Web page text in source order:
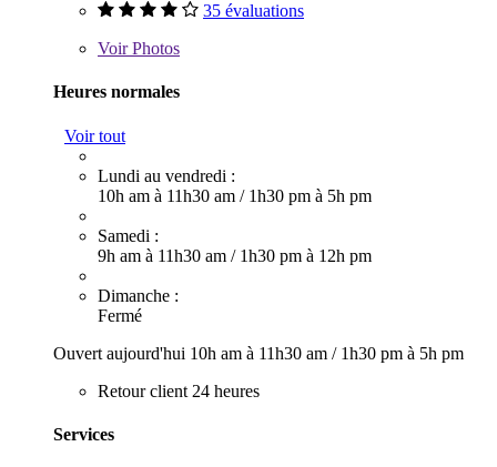
35 évaluations
VoirPhotos
Heures normales
Voir tout
Lundi au vendredi :
10h am à 11h30 am / 1h30 pm à 5h pm
Samedi :
9h am à 11h30 am / 1h30 pm à 12h pm
Dimanche :
Fermé
Ouvert aujourd'hui 10h am à 11h30 am / 1h30 pm à 5h pm
Retour client 24 heures
Services